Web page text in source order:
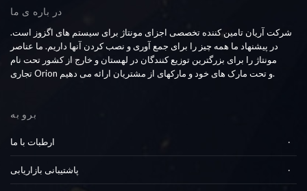
در باره ی ما
شرکت آریان تامین کننده تخصصی اجزای مونتاژ برای سیستم های اگزوز است.
در پیشنهاد ما همه چیز را برای جمع آوری و نصب کردن آنها داریم. ما عناصر
مونتاژ را برای بزرگترین توزیع کنندگان در لهستان و خارج از کشور تحت نام
تجاری Orion و تحت مارک های خود و مارکهای از مشتریان ارائه می دهیم.
برو به
ارطبات با ما
پاشتیبانی بازاریابی